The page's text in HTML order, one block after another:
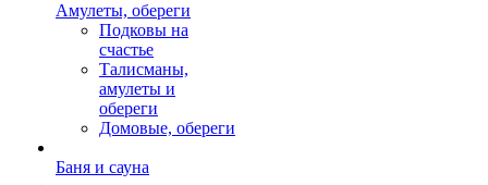
Амулеты, обереги
Подковы на
счастье
Талисманы,
амулеты и
обереги
Домовые, обереги
Баня и сауна